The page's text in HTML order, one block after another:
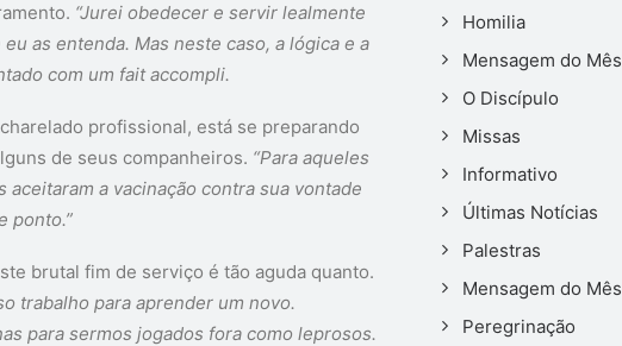
“Jurei obedecer e servir lealmente
as entenda. Mas neste caso, a lógica e a
com um fait accompli.
profissional, está se preparando
de seus companheiros. “Para aqueles
a vacinação contra sua vontade
ponto.”
brutal fim de serviço é tão aguda quanto.
trabalho para aprender um novo.
para sermos jogados fora como leprosos.
Homilia
Mensagem do Mês
O Discípulo
Missas
Informativo
Últimas Notícias
Palestras
Mensagem do Mês
Peregrinação